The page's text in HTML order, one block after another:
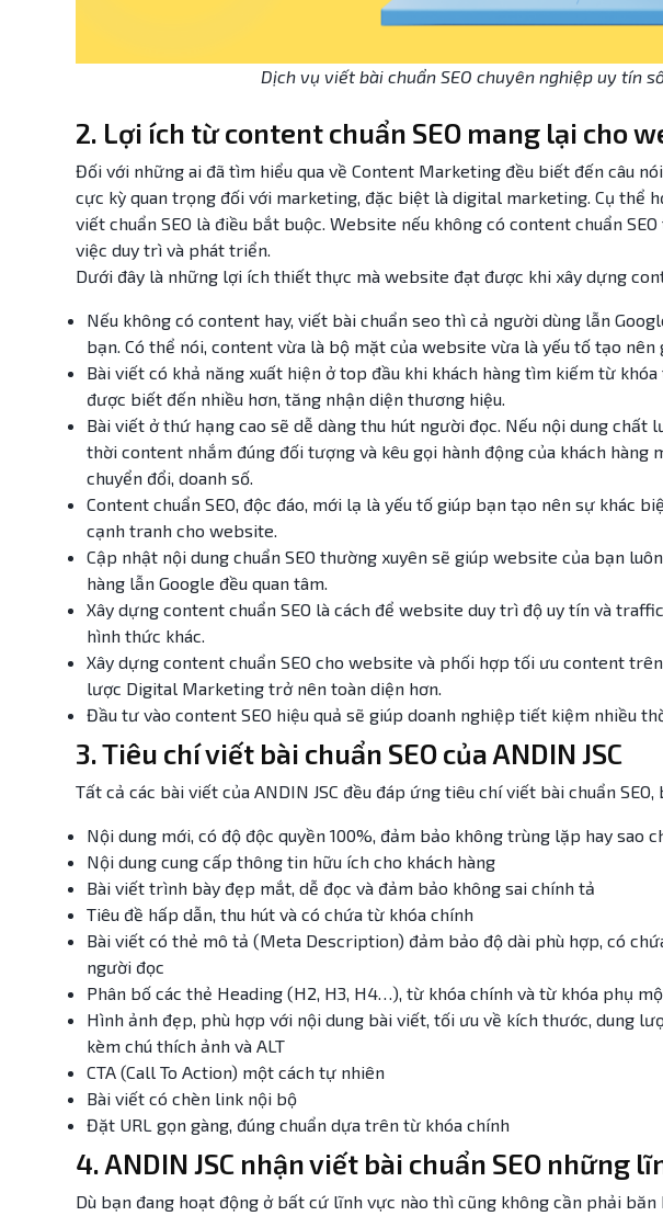
Dịch vụ viết bài chuẩn SEO chuyên nghiệp uy tín
2. Lợi ích từ content chuẩn SEO mang lại cho
Đối với những ai đã tìm hiểu qua về Content Marketing đều biết đến câu
cực kỳ quan trọng đối với marketing, đặc biệt là digital marketing. Cụ thể
viết chuẩn SEO là điều bắt buộc. Website nếu không có content chuẩn
việc duy trì và phát triển.
Dưới đây là những lợi ích thiết thực mà website đạt được khi xây dựng
Nếu không có content hay, viết bài chuẩn seo thì cả người dùng lẫn
bạn. Có thể nói, content vừa là bộ mặt của website vừa là yếu tố tạo
Bài viết có khả năng xuất hiện ở top đầu khi khách hàng tìm kiếm từ
được biết đến nhiều hơn, tăng nhận diện thương hiệu.
Bài viết ở thứ hạng cao sẽ dễ dàng thu hút người đọc. Nếu nội dung chất
thời content nhắm đúng đối tượng và kêu gọi hành động của khách hàng
chuyển đổi, doanh số.
Content chuẩn SEO, độc đáo, mới lạ là yếu tố giúp bạn tạo nên sự khác
cạnh tranh cho website.
Cập nhật nội dung chuẩn SEO thường xuyên sẽ giúp website của bạn
hàng lẫn Google đều quan tâm.
Xây dựng content chuẩn SEO là cách để website duy trì độ uy tín và
hình thức khác.
Xây dựng content chuẩn SEO cho website và phối hợp tối ưu content
lược Digital Marketing trở nên toàn diện hơn.
Đầu tư vào content SEO hiệu quả sẽ giúp doanh nghiệp tiết kiệm nhiều
3. Tiêu chí viết bài chuẩn SEO của ANDIN JSC
Tất cả các bài viết của ANDIN JSC đều đáp ứng tiêu chí viết bài chuẩn SEO,
Nội dung mới, có độ độc quyền 100%, đảm bảo không trùng lặp hay sao
Nội dung cung cấp thông tin hữu ích cho khách hàng
Bài viết trình bày đẹp mắt, dễ đọc và đảm bảo không sai chính tả
Tiêu đề hấp dẫn, thu hút và có chứa từ khóa chính
Bài viết có thẻ mô tả (Meta Description) đảm bảo độ dài phù hợp, có
người đọc
Phân bố các thẻ Heading (H2, H3, H4…), từ khóa chính và từ khóa phụ
Hình ảnh đẹp, phù hợp với nội dung bài viết, tối ưu về kích thước, dung
kèm chú thích ảnh và ALT
CTA (Call To Action) một cách tự nhiên
Bài viết có chèn link nội bộ
Đặt URL gọn gàng, đúng chuẩn dựa trên từ khóa chính
4. ANDIN JSC nhận viết bài chuẩn SEO những
Dù bạn đang hoạt động ở bất cứ lĩnh vực nào thì cũng không cần phải